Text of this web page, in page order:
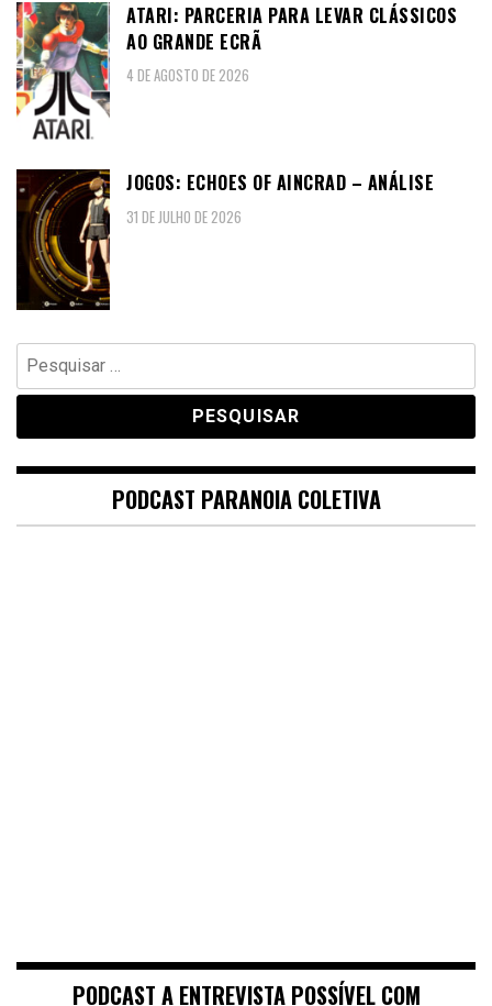
ATARI: PARCERIA PARA LEVAR CLÁSSICOS
AO GRANDE ECRÃ
4 DE AGOSTO DE 2026
JOGOS: ECHOES OF AINCRAD – ANÁLISE
31 DE JULHO DE 2026
Pesquisar
por:
PODCAST PARANOIA COLETIVA
PODCAST A ENTREVISTA POSSÍVEL COM